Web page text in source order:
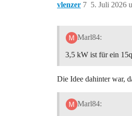
vlenzer 5. Juli 2026
7
Marl84:
3,5 kW ist für ein
Die Idee dahinter war,
Marl84: